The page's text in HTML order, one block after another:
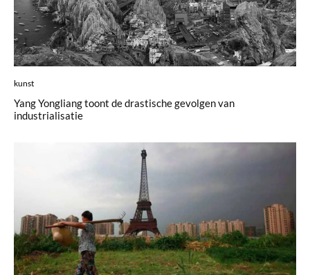
kunst
Yang Yongliang toont de drastische gevolgen van
industrialisatie